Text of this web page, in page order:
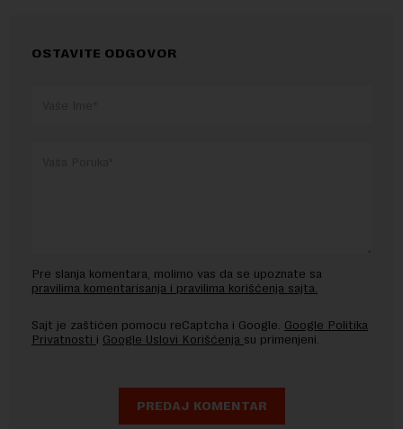
OSTAVITE ODGOVOR
Pre slanja komentara, molimo vas da se upoznate sa
pravilima komentarisanja i pravilima korišćenja sajta.
Sajt je zaštićen pomocu reCaptcha i Google. Google Politika
Privatnosti i Google Uslovi Korišćenja su primenjeni.